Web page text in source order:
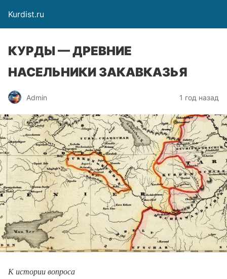
Kurdist.ru
КУРДЫ — ДРЕВНИЕ
НАСЕЛЬНИКИ ЗАКАВКАЗЬЯ
Admin 1 год назад
К истории вопроса